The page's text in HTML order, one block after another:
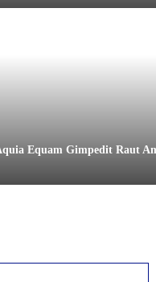
Equam Gimpedit Raut